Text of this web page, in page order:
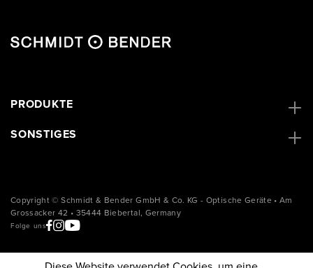
PRODUKTE
SONSTIGES
Copyright © Schmidt & Bender GmbH & Co. KG - Optische Geräte • Am
Grossacker 42 • 35444 Biebertal, Germany
Folge uns